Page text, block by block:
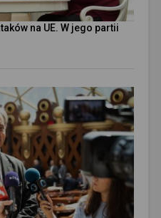
na UE. W jego partii